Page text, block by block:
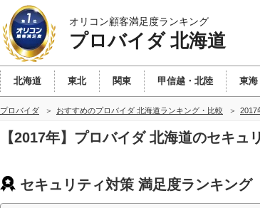
オリコン顧客満足度ランキング
プロバイダ 北海道
北海道 東北 関東 甲信越・北陸 東海
プロバイダ おすすめのプロバイダ 北海道ランキング・比較 2017
【2017年】プロバイダ 北海道のセキュ
セキュリティ対策 満足度ランキング